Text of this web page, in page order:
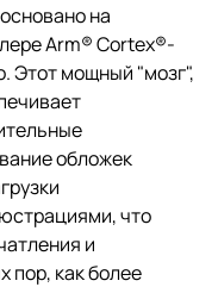
на
Arm® Cortex®-
Этот мощный "мозг",
обложек
что
и
пор, как более